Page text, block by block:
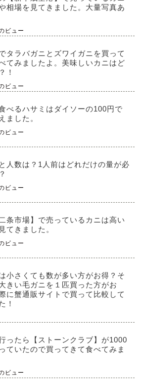
相場を見てきました。大量写真あ
ビュー
タラバガニとズワイガニを買って
てみましたよ。美味しいカニはど
！
ビュー
べるハサミはダイソーの100円で
ました。
ビュー
人数は？1人前はどれだけの量が必
ビュー
条市場】で売っているカニは高い
てきました。
ビュー
小さくても数が多い方がお得？そ
きい毛ガニを１匹買った方がお
に蟹通販サイトで買って比較して
！
ったら【ストーンクラブ】が1000
ていたので買ってきて食べてみま
ビュー